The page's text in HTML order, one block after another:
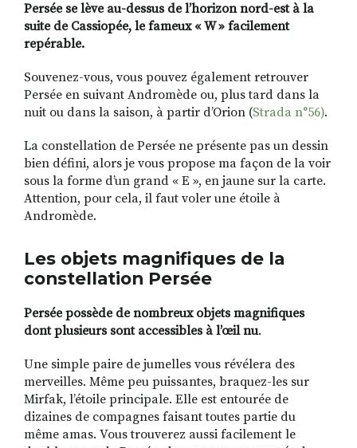
Persée se lève au-dessus de l’horizon nord-est à la
suite de Cassiopée, le fameux « W » facilement
repérable.
Souvenez-vous, vous pouvez également retrouver
Persée en suivant Andromède ou, plus tard dans la
nuit ou dans la saison, à partir d’Orion (Strada n°56).
La constellation de Persée ne présente pas un dessin
bien défini, alors je vous propose ma façon de la voir
sous la forme d’un grand « E », en jaune sur la carte.
Attention, pour cela, il faut voler une étoile à
Andromède.
Les objets magnifiques de la
constellation Persée
Persée possède de nombreux objets magnifiques
dont plusieurs sont accessibles à l’œil nu.
Une simple paire de jumelles vous révélera des
merveilles. Même peu puissantes, braquez-les sur
Mirfak, l’étoile principale. Elle est entourée de
dizaines de compagnes faisant toutes partie du
même amas. Vous trouverez aussi facilement le